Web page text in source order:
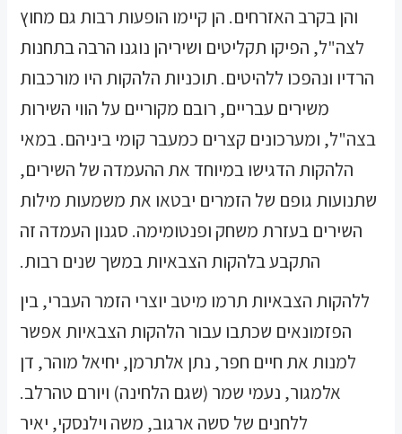
והן בקרב האזרחים. הן קיימו הופעות רבות גם מחוץ
לצה"ל, הפיקו תקליטים ושיריהן נוגנו הרבה בתחנות
הרדיו ונהפכו ללהיטים. תוכניות הלהקות היו מורכבות
משירים עבריים, רובם מקוריים על הווי השירות
בצה"ל, ומערכונים קצרים כמעבר קומי ביניהם. במאי
הלהקות הדגישו במיוחד את ההעמדה של השירים,
שתנועות גופם של הזמרים יבטאו את משמעות מילות
השירים בעזרת משחק ופנטומימה. סגנון העמדה זה
התקבע בלהקות הצבאיות במשך שנים רבות.
ללהקות הצבאיות תרמו מיטב יוצרי הזמר העברי, בין
הפזמונאים שכתבו עבור הלהקות הצבאיות אפשר
למנות את חיים חפר, נתן אלתרמן, יחיאל מוהר, דן
אלמגור, נעמי שמר (שגם הלחינה) ויורם טהרלב.
ללחנים של סשה ארגוב, משה וילנסקי, יאיר